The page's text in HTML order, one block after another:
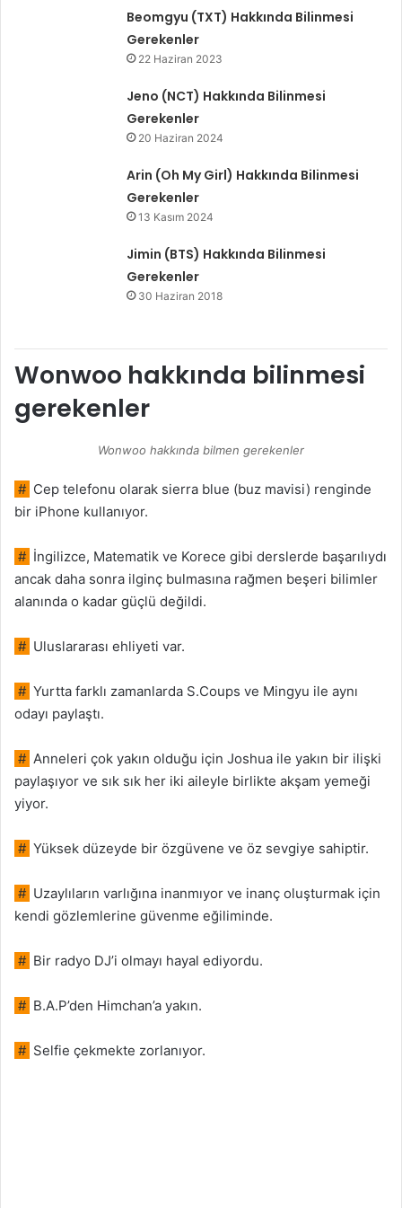
Beomgyu (TXT) Hakkında Bilinmesi
Gerekenler
22 Haziran 2023
Jeno (NCT) Hakkında Bilinmesi
Gerekenler
20 Haziran 2024
Arin (Oh My Girl) Hakkında Bilinmesi
Gerekenler
13 Kasım 2024
Jimin (BTS) Hakkında Bilinmesi
Gerekenler
30 Haziran 2018
Wonwoo hakkında bilinmesi
gerekenler
Wonwoo hakkında bilmen gerekenler
# Cep telefonu olarak sierra blue (buz mavisi) renginde
bir iPhone kullanıyor.
# İngilizce, Matematik ve Korece gibi derslerde başarılıydı
ancak daha sonra ilginç bulmasına rağmen beşeri bilimler
alanında o kadar güçlü değildi.
# Uluslararası ehliyeti var.
# Yurtta farklı zamanlarda S.Coups ve Mingyu ile aynı
odayı paylaştı.
# Anneleri çok yakın olduğu için Joshua ile yakın bir ilişki
paylaşıyor ve sık sık her iki aileyle birlikte akşam yemeği
yiyor.
# Yüksek düzeyde bir özgüvene ve öz sevgiye sahiptir.
# Uzaylıların varlığına inanmıyor ve inanç oluşturmak için
kendi gözlemlerine güvenme eğiliminde.
# Bir radyo DJ’i olmayı hayal ediyordu.
# B.A.P’den Himchan’a yakın.
# Selfie çekmekte zorlanıyor.